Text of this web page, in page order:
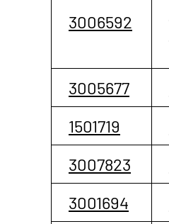
3006592
3005677
1501719
3007823
3001694